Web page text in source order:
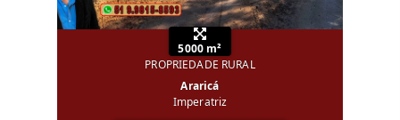
5000 m²
PROPRIEDADE RURAL
Araricá
Imperatriz